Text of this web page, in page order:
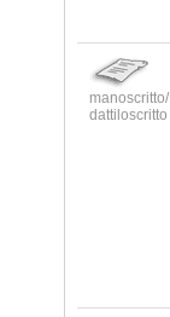
manoscritto/
dattiloscritto